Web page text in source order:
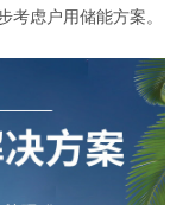
考虑户用储能方案。